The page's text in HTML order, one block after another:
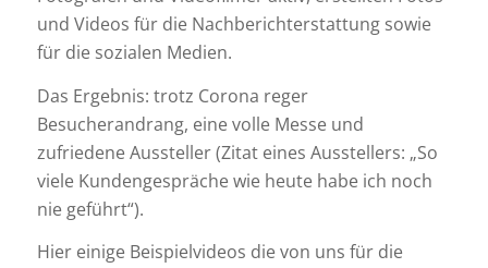
und Videos für die Nachberichterstattung sowie
für die sozialen Medien.
Das Ergebnis: trotz Corona reger
Besucherandrang, eine volle Messe und
zufriedene Aussteller (Zitat eines Ausstellers: „So
viele Kundengespräche wie heute habe ich noch
nie geführt“).
Hier einige Beispielvideos die von uns für die